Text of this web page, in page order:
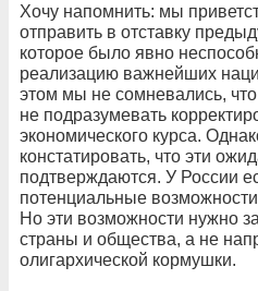
Хочу напомнить: мы
отправить в отставку
которое было явно
реализацию важнейших
этом мы не сомневались,
не подразумевать
экономического курса.
констатировать, что эти
подтверждаются. У России
потенциальные
Но эти возможности нужно
страны и общества, а не
олигархической кормушки.